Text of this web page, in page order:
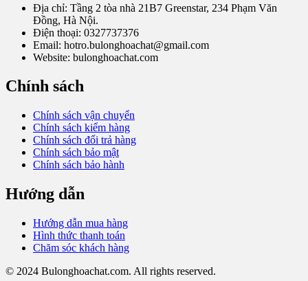
Địa chỉ: Tầng 2 tòa nhà 21B7 Greenstar, 234 Phạm Văn
Đồng, Hà Nội.
Điện thoại: 0327737376
Email: hotro.bulonghoachat@gmail.com
Website: bulonghoachat.com
Chính sách
Chính sách vận chuyển
Chính sách kiểm hàng
Chính sách đổi trả hàng
Chính sách bảo mật
Chính sách bảo hành
Hướng dẫn
Hướng dẫn mua hàng
Hình thức thanh toán
Chăm sóc khách hàng
© 2024 Bulonghoachat.com. All rights reserved.